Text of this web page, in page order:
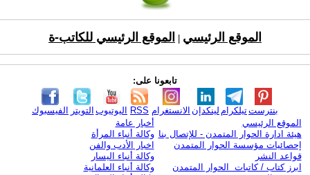
الموقع الرئيسي الموقع الرئيسي للكاتب-ة
تابعونا على:
الفيسبوك التويتر اليوتيوب RSS الانستغرام لينكدإن تيلكرامبنترست
الموقع الرئيسي
هيئة ادارة الحوار المتمدن - للإتصال بنا
إحصائيات مؤسسة الحوار المتمدن
قواعد النشر
ابرز كتاب / كاتبات الحوار المتمدن
أخبار عامة
وكالة أنباء المرأة
اخبار الأدب والفن
وكالة أنباء اليسار
وكالة أنباء العلمانية